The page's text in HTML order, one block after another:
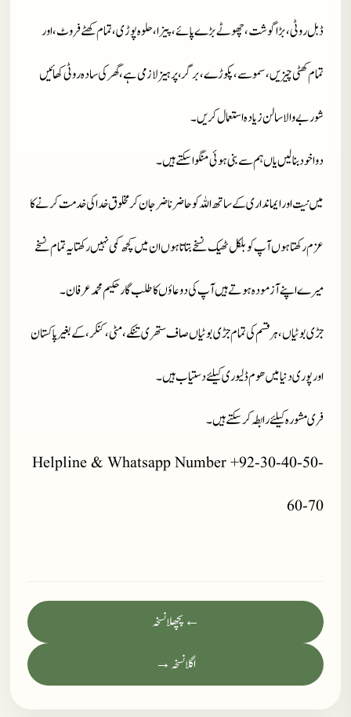
ڈبل روٹی، بڑا گوشت، چھوٹے بڑے پائے، پیزا، حلوہ پوڑی، تمام کھٹے فروٹ، اور
تمام کھٹی چیزیں، سموسے، پکوڑے، برگر، پرہیز لازمی ہے، گھر کی سادہ روٹی کھائیں
شوربے والا سالن زیادہ استعمال کریں۔
دوا خود بنا لیں یاں ہم سے بنی ہوئی منگوا سکتے ہیں۔
میں نیت اور ایمانداری کے ساتھ اللہ کو حاضر ناضر جان کر مخلوق خدا کی خدمت کرنے کا
عزم رکھتا ہوں آپ کو بلکل ٹھیک نسخے بتاتا ہوں ان میں کچھ کمی نہیں رکھتا یہ تمام نسخے
میرے اپنے آزمودہ ہوتے ہیں آپ کی دوعاؤں کا طلب گار حکیم محمد عرفان۔
جڑی بوٹیاں، ہر قسم کی تمام جڑی بوٹیاں صاف ستھری تنکے، مٹی، کنکر، کے بغیر پاکستان
اور پوری دنیا میں ھوم ڈلیوری کیلئے دستیاب ہیں ۔
فری مشورہ کیلئے رابطہ کر سکتے ہیں۔
Helpline & Whatsapp Number +92-30-40-50-
60-70
← پچھلا نسخہ
اگلا نسخہ →